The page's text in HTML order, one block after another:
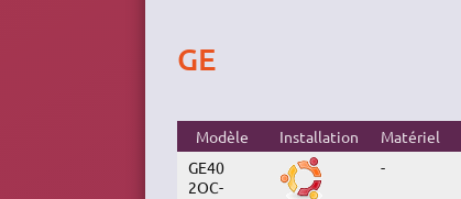
GE
Modèle Installation Matériel
GE40
2OC-
-